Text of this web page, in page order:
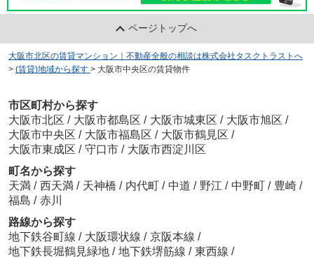
ページトップへ
大阪市北区の賃貸マンション｜不動産全般の相談は株式会社タスクトラストへ
> (賃貸)地域から探す > 大阪市中央区の賃貸物件
市区町村から探す
大阪市北区 / 大阪市都島区 / 大阪市城東区 / 大阪市旭区 /
大阪市中央区 / 大阪市福島区 / 大阪市鶴見区 /
大阪市東成区 / 守口市 / 大阪市西淀川区
町名から探す
天満 / 西天満 / 天神橋 / 内代町 / 中道 / 野江 / 中野町 / 豊崎 /
福島 / 赤川
路線から探す
地下鉄谷町線 / 大阪環状線 / 京阪本線 /
地下鉄長堀鶴見緑地 / 地下鉄堺筋線 / 東西線 /